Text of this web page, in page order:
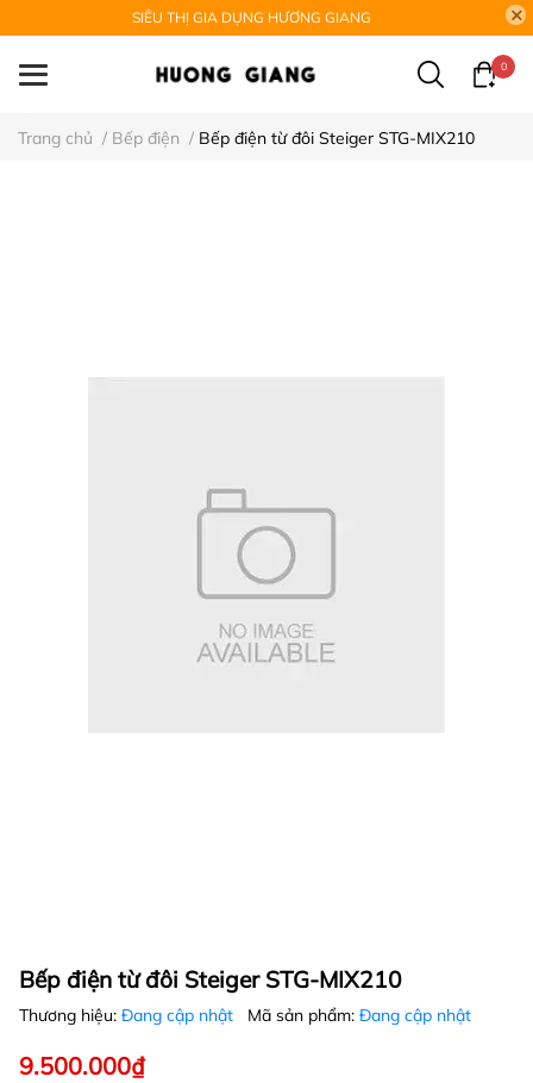
SIÊU THỊ GIA DỤNG HƯƠNG GIANG
0
Trang chủ / Bếp điện / Bếp điện từ đôi Steiger STG-MIX210
Bếp điện từ đôi Steiger STG-MIX210
Thương hiệu: Đang cập nhật Mã sản phẩm: Đang cập nhật
9.500.000₫